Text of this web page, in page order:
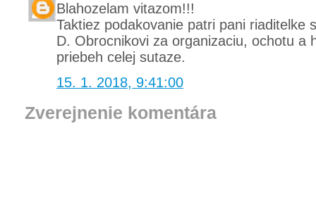
Blahozelam vitazom!!!
Taktiez podakovanie patri pani riaditelke
D. Obrocnikovi za organizaciu, ochotu a
priebeh celej sutaze.
15. 1. 2018, 9:41:00
Zverejnenie komentára